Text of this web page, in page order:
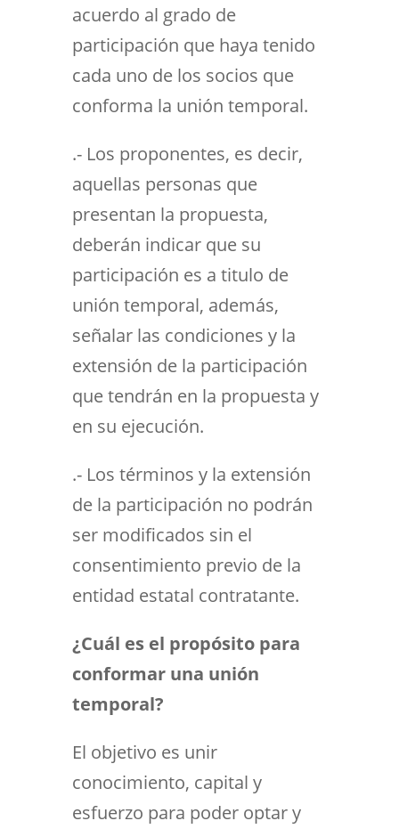
acuerdo al grado de
participación que haya tenido
cada uno de los socios que
conforma la unión temporal.
.- Los proponentes, es decir,
aquellas personas que
presentan la propuesta,
deberán indicar que su
participación es a titulo de
unión temporal, además,
señalar las condiciones y la
extensión de la participación
que tendrán en la propuesta y
en su ejecución.
.- Los términos y la extensión
de la participación no podrán
ser modificados sin el
consentimiento previo de la
entidad estatal contratante.
¿Cuál es el propósito para
conformar una unión
temporal?
El objetivo es unir
conocimiento, capital y
esfuerzo para poder optar y